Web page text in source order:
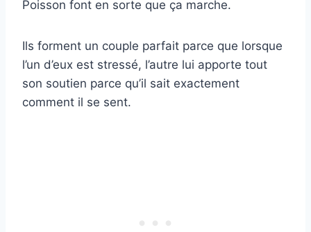
Poisson font en sorte que ça marche.
Ils forment un couple parfait parce que lorsque
l’un d’eux est stressé, l’autre lui apporte tout
son soutien parce qu’il sait exactement
comment il se sent.